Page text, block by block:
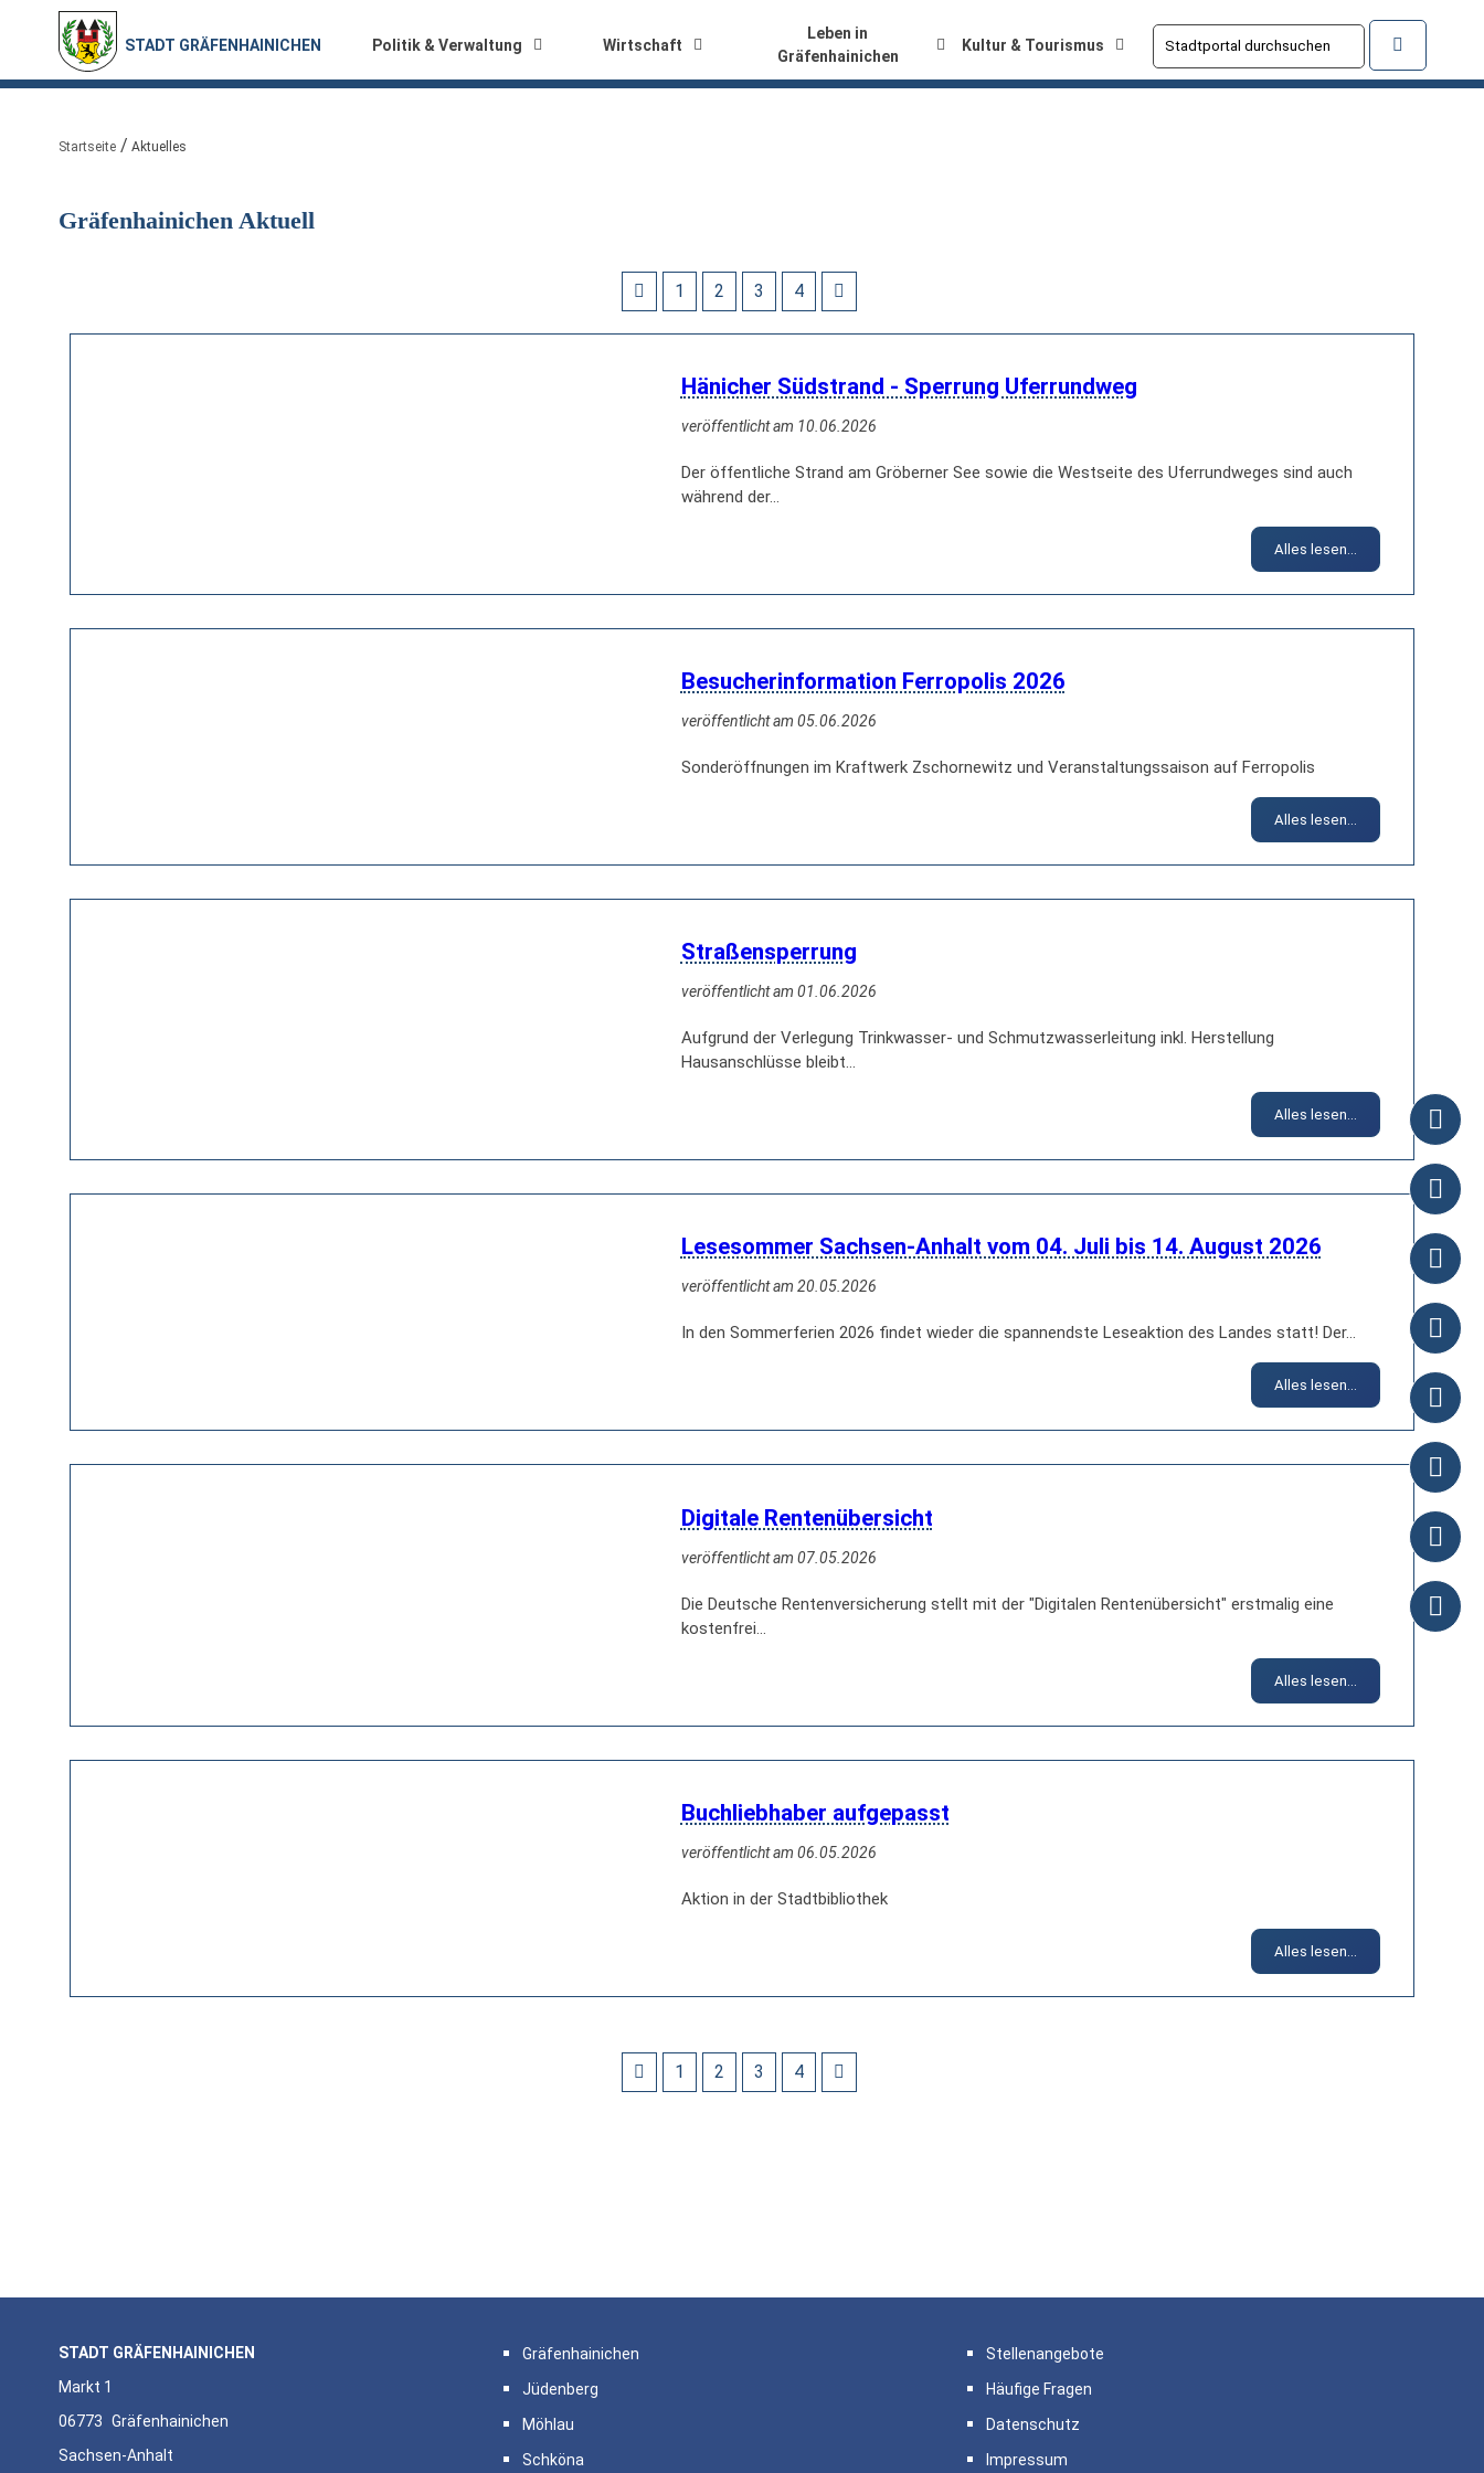
STADT GRÄFENHAINICHEN Politik & Verwaltung Wirtschaft
Leben in
Gräfenhainichen
Kultur & Tourismus
Sie sind hier:
Startseite Aktuelles
Gräfenhainichen Aktuell
1 2 3 4
Hänicher Südstrand - Sperrung Uferrundweg
veröffentlicht am 10.06.2026
Der öffentliche Strand am Gröberner See sowie die Westseite des Uferrundweges sind auch
während der…
Alles lesen...
Besucherinformation Ferropolis 2026
veröffentlicht am 05.06.2026
Sonderöffnungen im Kraftwerk Zschornewitz und Veranstaltungssaison auf Ferropolis
Alles lesen...
Straßensperrung
veröffentlicht am 01.06.2026
Aufgrund der Verlegung Trinkwasser- und Schmutzwasserleitung inkl. Herstellung
Hausanschlüsse bleibt…
Alles lesen...
Lesesommer Sachsen-Anhalt vom 04. Juli bis 14. August 2026
veröffentlicht am 20.05.2026
In den Sommerferien 2026 findet wieder die spannendste Leseaktion des Landes statt! Der…
Alles lesen...
Digitale Rentenübersicht
veröffentlicht am 07.05.2026
Die Deutsche Rentenversicherung stellt mit der "Digitalen Rentenübersicht" erstmalig eine
kostenfrei…
Alles lesen...
Buchliebhaber aufgepasst
veröffentlicht am 06.05.2026
Aktion in der Stadtbibliothek
Alles lesen...
1 2 3 4
STADT GRÄFENHAINICHEN
Markt 1
06773 Gräfenhainichen
Sachsen-Anhalt
Gräfenhainichen
Jüdenberg
Möhlau
Schköna
Stellenangebote
Häufige Fragen
Datenschutz
Impressum